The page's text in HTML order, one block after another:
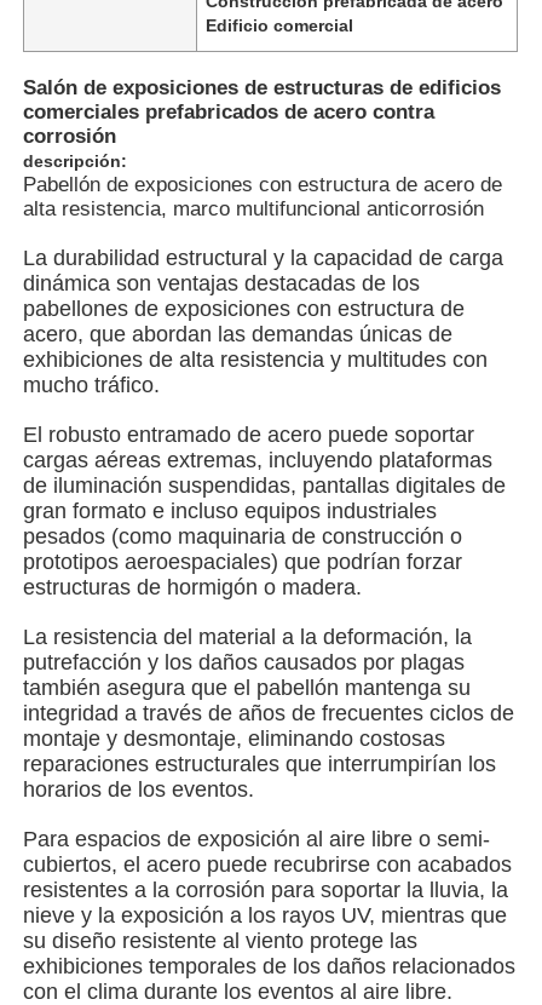
Visita a la fábrica
Control de Calidad
Contacto
noticias
Todos los casos
Solicitar una cotización
Edificio de estructura de acero
Taller de estructura de acero
almacén de estructuras de acero
El depósito de estructuras de acero
Estructura de acero pesada
Puente de estructura de acero
Edificio comercial
Salón de exposiciones de estructuras de edificios
comerciales prefabricados de acero contra
corrosión
descripción:
Pabellón de exposiciones con estructura de acero de
alta resistencia, marco multifuncional anticorrosión
La durabilidad estructural y la capacidad de carga
dinámica son ventajas destacadas de los
pabellones de exposiciones con estructura de
acero, que abordan las demandas únicas de
exhibiciones de alta resistencia y multitudes con
mucho tráfico.
El robusto entramado de acero puede soportar
cargas aéreas extremas, incluyendo plataformas
de iluminación suspendidas, pantallas digitales de
gran formato e incluso equipos industriales
pesados (como maquinaria de construcción o
prototipos aeroespaciales) que podrían forzar
estructuras de hormigón o madera.
La resistencia del material a la deformación, la
putrefacción y los daños causados por plagas
también asegura que el pabellón mantenga su
integridad a través de años de frecuentes ciclos de
montaje y desmontaje, eliminando costosas
reparaciones estructurales que interrumpirían los
horarios de los eventos.
Para espacios de exposición al aire libre o semi-
cubiertos, el acero puede recubrirse con acabados
resistentes a la corrosión para soportar la lluvia, la
nieve y la exposición a los rayos UV, mientras que
su diseño resistente al viento protege las
exhibiciones temporales de los daños relacionados
con el clima durante los eventos al aire libre.